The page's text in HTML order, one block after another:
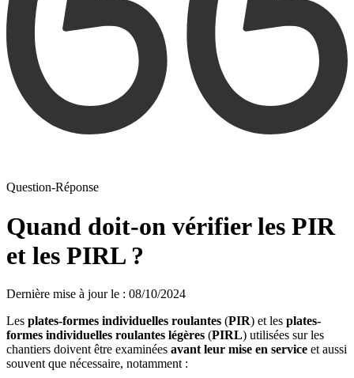
Question-Réponse
Quand doit-on vérifier les PIR
et les PIRL ?
Dernière mise à jour le : 08/10/2024
Les plates-formes individuelles roulantes (PIR) et les plates-
formes individuelles roulantes légères (PIRL) utilisées sur les
chantiers doivent être examinées avant leur mise en service et aussi
souvent que nécessaire, notamment :